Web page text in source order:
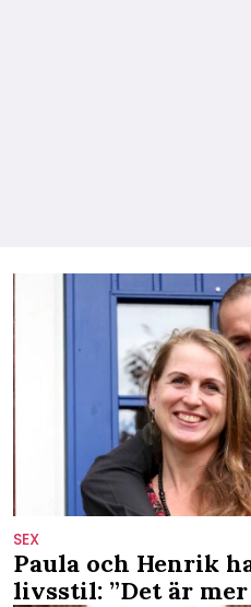
SEX
Paula och Henrik
livsstil: ”Det är mer